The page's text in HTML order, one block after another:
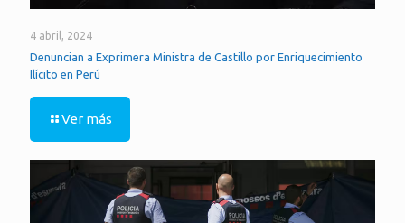
4 abril, 2024
Denuncian a Exprimera Ministra de Castillo por Enriquecimiento
Ilícito en Perú
Ver más